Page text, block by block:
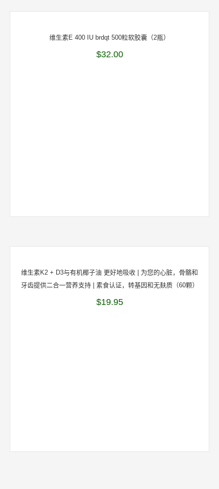
维生素E 400 IU brdqt 500粒软胶囊（2瓶）
$32.00
维生素K2 + D3与有机椰子油 更好地吸收 | 为您的心脏，骨骼和
牙齿提供二合一营养支持 | 素食认证，转基因和无麸质（60颗）
$19.95